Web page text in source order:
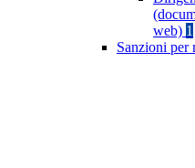
web) 1
Sanzioni per